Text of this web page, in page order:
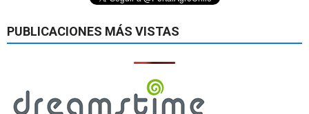
PUBLICACIONES MÁS VISTAS